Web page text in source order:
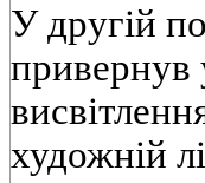
У другiй
привернув
художнiй